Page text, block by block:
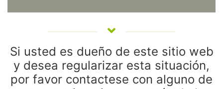
Si usted es dueño de este sitio web
y desea regularizar esta situación,
por favor contactese con alguno de